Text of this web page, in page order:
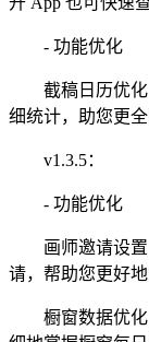
- 功能优化
截稿日历优化
细统计，助您更
v1.3.5：
- 功能优化
画师邀请设置
请，帮助您更好
橱窗数据优化